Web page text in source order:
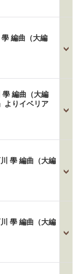
學 編曲（大編
學 編曲（大編
よりイベリア
學 編曲（大編
學 編曲（大編